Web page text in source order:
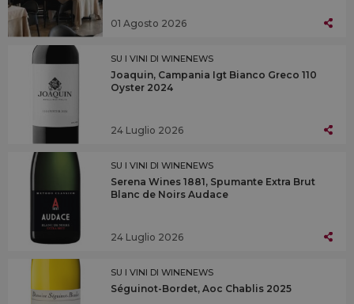
01 Agosto 2026
SU I VINI DI WINENEWS
Joaquin, Campania Igt Bianco Greco 110
Oyster 2024
24 Luglio 2026
SU I VINI DI WINENEWS
Serena Wines 1881, Spumante Extra Brut
Blanc de Noirs Audace
24 Luglio 2026
SU I VINI DI WINENEWS
Séguinot-Bordet, Aoc Chablis 2025